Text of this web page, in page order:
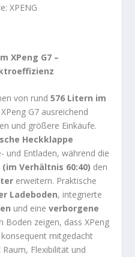
XPENG
XPeng G7 –
von rund 576 Litern im
G7 ausreichend
und größere Einkäufe.
Heckklappe
Entladen, während die
Verhältnis 60:40) den
erweitern. Praktische
Ladeboden, integrierte
und eine verborgene
Boden zeigen, dass XPeng
mitgedacht
Flexibilität und